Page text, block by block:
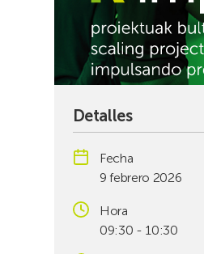
Detalles
Fecha
9 febrero 2026
Hora
09:30 - 10:30